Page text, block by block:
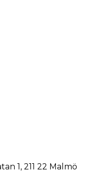
1, 211 22 Malmö